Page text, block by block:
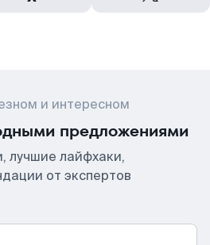
и интересном
предложениями
лучшие лайфхаки,
от экспертов